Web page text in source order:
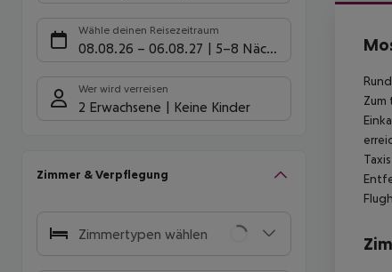
Wähle deinen Reisezeitraum
08.08.26 – 06.08.27 5-8 Nächte
Wer wird verreisen
2 Erwachsene Keine Kinder
Zimmer & Verpflegung
Zimmertypen wählen
Zum